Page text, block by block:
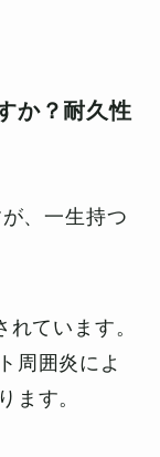
か？耐久性
、一生持つ
ています。
周囲炎によ
ます。